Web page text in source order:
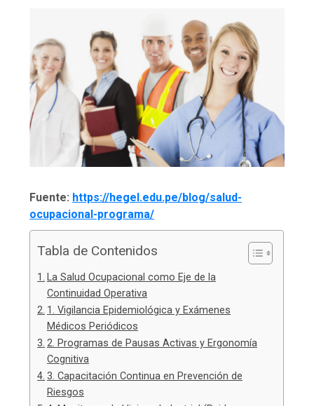
Fuente: https://hegel.edu.pe/blog/salud-
ocupacional-programa/
Tabla de Contenidos
La Salud Ocupacional como Eje de la
Continuidad Operativa
1. Vigilancia Epidemiológica y Exámenes
Médicos Periódicos
2. Programas de Pausas Activas y Ergonomía
Cognitiva
3. Capacitación Continua en Prevención de
Riesgos